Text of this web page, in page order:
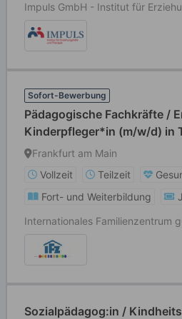
Impuls GmbH - Institut für
Sofort-Bewerbung
Pädagogische Fachkräfte /
Kinderpfleger*in (m/w/d) in
Std./Wo)
Frankfurt am Main
Vollzeit
Teilzeit
Fort- und Weiterbildung
Internationales Familienzentrum
Sozialpädagog:in /